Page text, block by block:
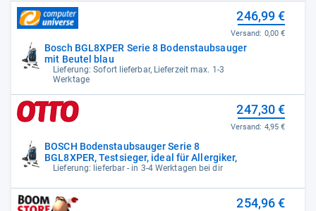
Bosch BGL8XPER Serie 8 Bodenstaubsauger
mit Beutel blau
Lieferung: Sofort lieferbar, Lieferzeit max. 1-3
Werktage
246,99 €
Versand: 0,00 €
BOSCH Bodenstaubsauger Serie 8
BGL8XPER, Testsieger, ideal für Allergiker,
Lieferung: lieferbar - in 3-4 Werktagen bei dir
247,30 €
Versand: 4,95 €
254,96 €